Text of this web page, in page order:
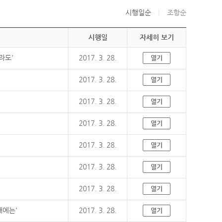
시행일순 조항순
시행일 자세히 보기
도' 2017. 3. 28. 열기
2017. 3. 28. 열기
2017. 3. 28. 열기
2017. 3. 28. 열기
2017. 3. 28. 열기
2017. 3. 28. 열기
2017. 3. 28. 열기
에는' 2017. 3. 28. 열기